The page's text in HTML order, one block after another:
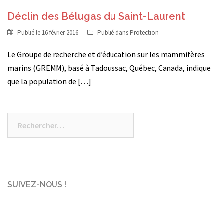
Déclin des Bélugas du Saint-Laurent
Publié le 16 février 2016 Publié dans Protection
Le Groupe de recherche et d’éducation sur les mammifères
marins (GREMM), basé à Tadoussac, Québec, Canada, indique
que la population de […]
SUIVEZ-NOUS !